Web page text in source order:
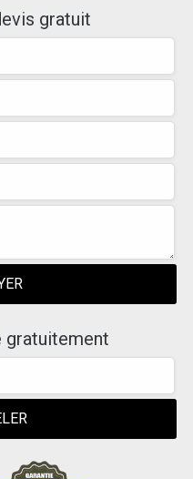
gratuit
gratuitement